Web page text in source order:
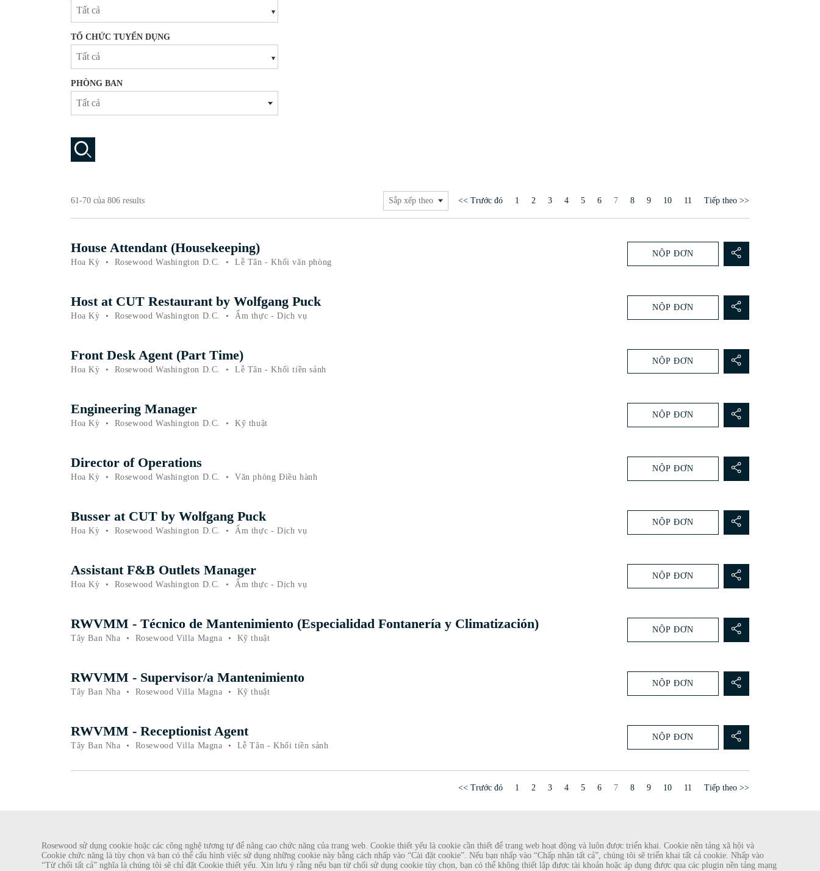
Rosewood sử dụng cookie hoặc các công nghệ tương tự để nâng cao chức năng của trang web. Cookie thiết yếu là cookie cần thiết để trang web hoạt động và luôn được triển khai. Cookie nền tảng xã hội và
Cookie chức năng là tùy chọn và bạn có thể cấu hình việc sử dụng những cookie này bằng cách nhấp vào “Cài đặt cookie”. Nếu bạn nhấp vào “Chấp nhận tất cả”, chúng tôi sẽ triển khai tất cả cookie. Nhấp vào
“Từ chối tất cả” nghĩa là chúng tôi sẽ chỉ đặt Cookie thiết yếu. Xin lưu ý rằng nếu bạn từ chối sử dụng cookie tùy chọn, bạn có thể không thiết lập được tài khoản hoặc áp dụng được qua các plugin nền tảng mạng
TỔ CHỨC TUYỂN DỤNG
PHÒNG BANTất cả
Tất cả
61-70 của 806 results Sắp xếp theo << Trước đó 1 2 3 4 5 6 Trang
7 8 9 10 11 Tiếp theo >>
House Attendant (Housekeeping)
Hoa Kỳ • Rosewood Washington D.C. • Lễ Tân - Khối văn phòng
NỘP ĐƠN
Host at CUT Restaurant by Wolfgang Puck
Hoa Kỳ • Rosewood Washington D.C. • Ẩm thực - Dịch vụ
NỘP ĐƠN
Front Desk Agent (Part Time)
Hoa Kỳ • Rosewood Washington D.C. • Lễ Tân - Khối tiền sảnh
NỘP ĐƠN
Engineering Manager
Hoa Kỳ • Rosewood Washington D.C. • Kỹ thuật
NỘP ĐƠN
Director of Operations
Hoa Kỳ • Rosewood Washington D.C. • Văn phòng Điều hành
NỘP ĐƠN
Busser at CUT by Wolfgang Puck
Hoa Kỳ • Rosewood Washington D.C. • Ẩm thực - Dịch vụ
NỘP ĐƠN
Assistant F&B Outlets Manager
Hoa Kỳ • Rosewood Washington D.C. • Ẩm thực - Dịch vụ
NỘP ĐƠN
RWVMM - Técnico de Mantenimiento (Especialidad Fontanería y Climatización)
Tây Ban Nha • Rosewood Villa Magna • Kỹ thuật
NỘP ĐƠN
RWVMM - Supervisor/a Mantenimiento
Tây Ban Nha • Rosewood Villa Magna • Kỹ thuật
NỘP ĐƠN
RWVMM - Receptionist Agent
Tây Ban Nha • Rosewood Villa Magna • Lễ Tân - Khối tiền sảnh
NỘP ĐƠN
<< Trước đó 1 2 3 4 5 6 Trang
7 8 9 10 11 Tiếp theo >>
CẢNH BÁO GIAN LẬN
Chúng tôi đã được biết về một vụ lừa đảo gần đây, theo đó các cá nhân giả làm nhà tuyển dụng đang cung cấp hợp đồng lao động cho Rosewood
Hotel Group. Những lời gạ gẫm này được thực hiện bởi những người sử dụng tài khoản e-mail dựa trên web có tên Rosewood. Cá nhân được yêu